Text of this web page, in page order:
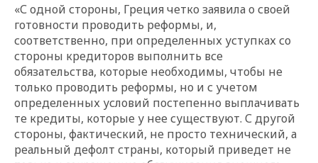
«С одной стороны, Греция четко заявила о своей
готовности проводить реформы, и,
соответственно, при определенных уступках со
стороны кредиторов выполнить все
обязательства, которые необходимы, чтобы не
только проводить реформы, но и с учетом
определенных условий постепенно выплачивать
те кредиты, которые у нее существуют. С другой
стороны, фактический, не просто технический, а
реальный дефолт страны, который приведет не